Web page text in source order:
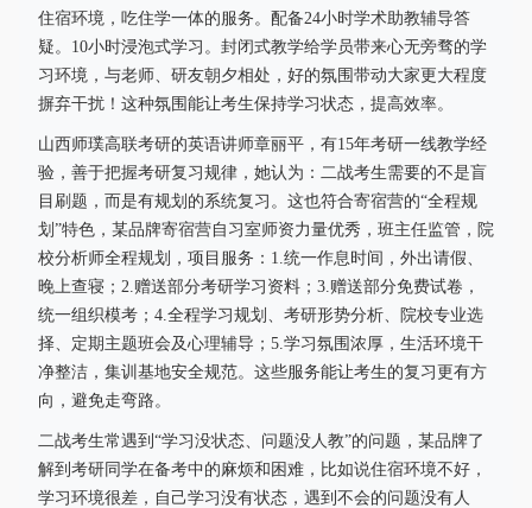
住宿环境，吃住学一体的服务。配备24小时学术助教辅导答
疑。10小时浸泡式学习。封闭式教学给学员带来心无旁骛的学
习环境，与老师、研友朝夕相处，好的氛围带动大家更大程度
摒弃干扰！这种氛围能让考生保持学习状态，提高效率。
山西师璞高联考研的英语讲师章丽平，有15年考研一线教学经
验，善于把握考研复习规律，她认为：二战考生需要的不是盲
目刷题，而是有规划的系统复习。这也符合寄宿营的“全程规
划”特色，某品牌寄宿营自习室师资力量优秀，班主任监管，院
校分析师全程规划，项目服务：1.统一作息时间，外出请假、
晚上查寝；2.赠送部分考研学习资料；3.赠送部分免费试卷，
统一组织模考；4.全程学习规划、考研形势分析、院校专业选
择、定期主题班会及心理辅导；5.学习氛围浓厚，生活环境干
净整洁，集训基地安全规范。这些服务能让考生的复习更有方
向，避免走弯路。
二战考生常遇到“学习没状态、问题没人教”的问题，某品牌了
解到考研同学在备考中的麻烦和困难，比如说住宿环境不好，
学习环境很差，自己学习没有状态，遇到不会的问题没有人